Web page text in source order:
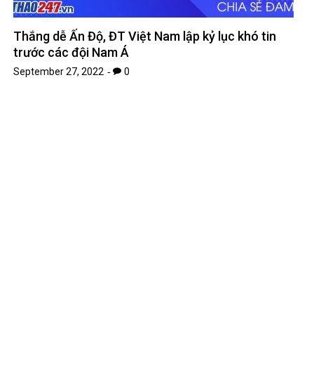
Thắng dễ Ấn Độ, ĐT Việt Nam lập kỷ lục khó tin
trước các đội Nam Á
September 27, 2022 0